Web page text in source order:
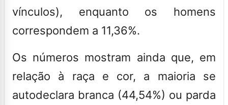
vínculos), enquanto os homens
correspondem a 11,36%.
Os números mostram ainda que, em
relação à raça e cor, a maioria se
autodeclara branca (44,54%) ou parda